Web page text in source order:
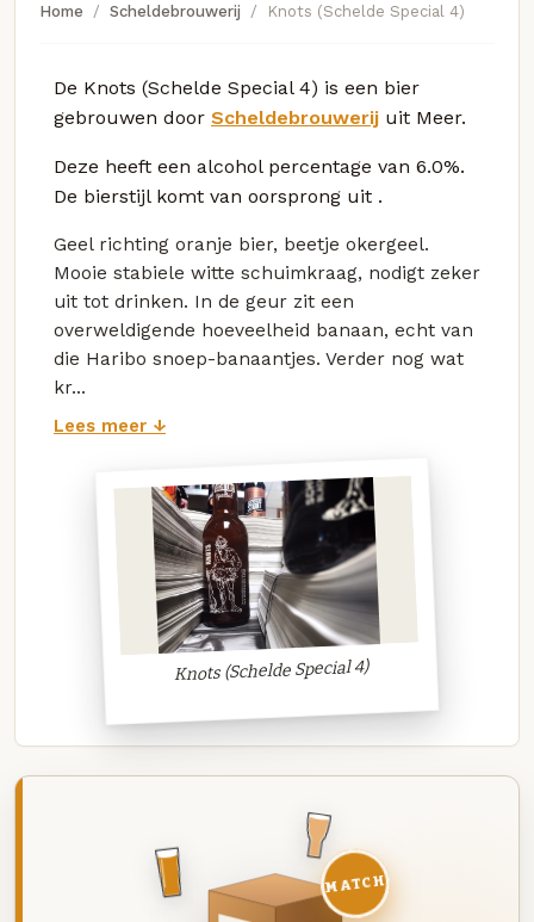
Home Scheldebrouwerij Knots (Schelde Special 4)
De Knots (Schelde Special 4) is een bier
gebrouwen door Scheldebrouwerij uit Meer.
Deze heeft een alcohol percentage van 6.0%.
De bierstijl komt van oorsprong uit .
Geel richting oranje bier, beetje okergeel.
Mooie stabiele witte schuimkraag, nodigt zeker
uit tot drinken. In de geur zit een
overweldigende hoeveelheid banaan, echt van
die Haribo snoep-banaantjes. Verder nog wat
kr...
Lees meer ↓
Knots (Schelde Special 4)
MATCH